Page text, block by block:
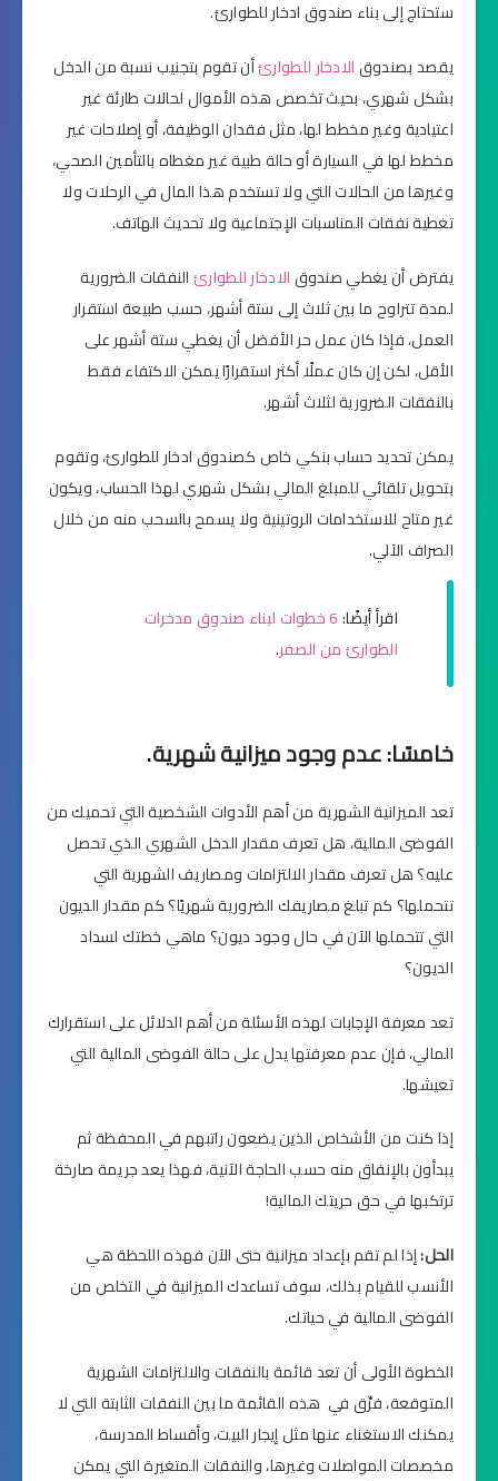
ستحتاج إلى بناء صندوق ادخار للطوارئ.
يقصد بصندوقالادخار للطوارئأن تقوم بتجنيب نسبة من الدخل
بشكل شهري، بحيث تخصص هذه الأموال لحالات طارئة غير
اعتيادية وغير مخطط لها، مثل فقدان الوظيفة، أو إصلاحات غير
مخطط لها في السيارة أو حالة طبية غير مغطاه بالتأمين الصحي،
وغيرها من الحالات التي ولا تستخدم هذا المال في الرحلات ولا
تغطية نفقات المناسبات الإجتماعية ولا تحديث الهاتف.
يفترض أن يغطي صندوقالادخار للطوارئالنفقات الضرورية
لمدة تتراوح ما بين ثلاث إلى ستة أشهر، حسب طبيعة استقرار
العمل، فإذا كان عمل حر الأفضل أن يغطي ستة أشهر على
الأقل، لكن إن كان عملًا أكثر استقرارًا يمكن الاكتفاء فقط
بالنفقات الضرورية لثلاث أشهر.
يمكن تحديد حساب بنكي خاص كصندوق ادخار للطوارئ، وتقوم
بتحويل تلقائي للمبلغ المالي بشكل شهري لهذا الحساب، ويكون
غير متاح للاستخدامات الروتينية ولا يسمح بالسحب منه من خلال
الصراف الآلي.
اقرأ أيضًا:
6 خطوات لبناء صندوق مدخرات
الطوارئ من الصفر.
خامسًا: عدم وجود ميزانية شهرية.
تعد الميزانية الشهرية من أهم الأدوات الشخصية التي تحميك من
الفوضى المالية، هل تعرف مقدار الدخل الشهري الذي تحصل
عليه؟ هل تعرف مقدار الالتزامات ومصاريف الشهرية التي
تتحملها؟ كم تبلغ مصاريفك الضرورية شهريًا؟ كم مقدار الديون
التي تتحملها الآن في حال وجود ديون؟ ماهي خطتك لسداد
الديون؟
تعد معرفة الإجابات لهذه الأسئلة من أهم الدلائل على استقرارك
المالي، فإن عدم معرفتها يدل على حالة الفوضى المالية التي
تعيشها.
إذا كنت من الأشخاص الذين يضعون راتبهم في المحفظة ثم
يبدأون بالإنفاق منه حسب الحاجة الآنية، فهذا يعد جريمة صارخة
ترتكبها في حق حريتك المالية!
الحل:إذا لم تقم بإعداد ميزانية حتى الآن فهذه اللحظة هي
الأنسب للقيام بذلك، سوف تساعدك الميزانية في التخلص من
الفوضى المالية في حياتك.
الخطوة الأولى أن تعد قائمة بالنفقات والالتزامات الشهرية
المتوقعة، فرِّق في هذه القائمة ما بين النفقات الثابتة التي لا
يمكنك الاستغناء عنها مثل إيجار البيت، وأقساط المدرسة،
مخصصات المواصلات وغيرها، والنفقات المتغيرة التي يمكن